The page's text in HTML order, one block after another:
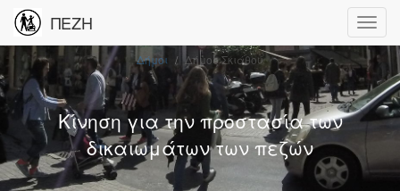
ΠΕΖΗ
Δήμοι Δήμος Σκιάθου
Κίνηση για την προστασία των
δικαιωμάτων των πεζών